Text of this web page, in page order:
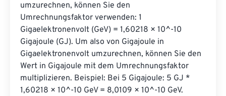
umzurechnen, können Sie den
Umrechnungsfaktor verwenden: 1
Gigaelektronenvolt (GeV) = 1,60218 × 10^-10
Gigajoule (GJ). Um also von Gigajoule in
Gigaelektronenvolt umzurechnen, können Sie den
Wert in Gigajoule mit dem Umrechnungsfaktor
multiplizieren. Beispiel: Bei 5 Gigajoule: 5 GJ *
1,60218 × 10^-10 GeV = 8,0109 × 10^-10 GeV.